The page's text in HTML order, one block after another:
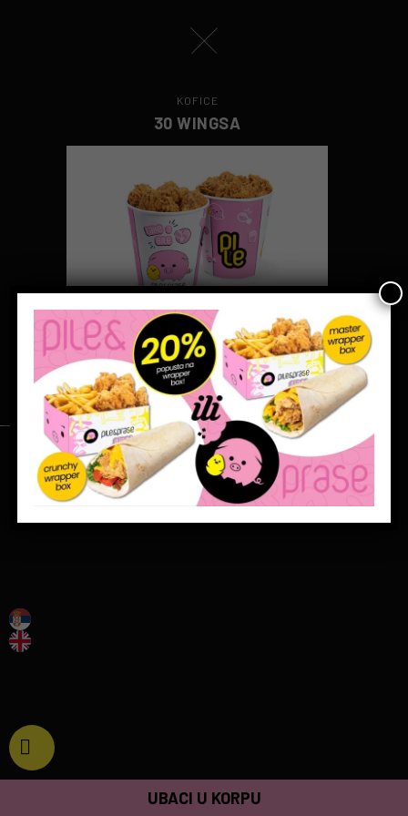
KOFICE
30 WINGSA
2050 rsd
KOLIČINA:
UBACI U KORPU